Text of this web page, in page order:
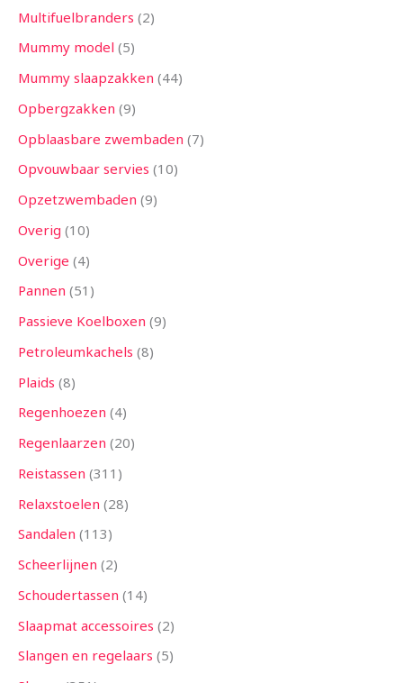
Multifuelbranders 2
Mummy model 5
Mummy slaapzakken 44
Opbergzakken 9
Opblaasbare zwembaden 7
Opvouwbaar servies 10
Opzetzwembaden 9
Overig 10
Overige 4
Pannen 51
Passieve Koelboxen 9
Petroleumkachels 8
Plaids 8
Regenhoezen 4
Regenlaarzen 20
Reistassen 311
Relaxstoelen 28
Sandalen 113
Scheerlijnen 2
Schoudertassen 14
Slaapmat accessoires 2
Slangen en regelaars 5